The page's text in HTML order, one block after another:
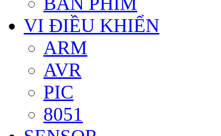
VI ĐIỀU KHIỂN
ARM
AVR
PIC
8051